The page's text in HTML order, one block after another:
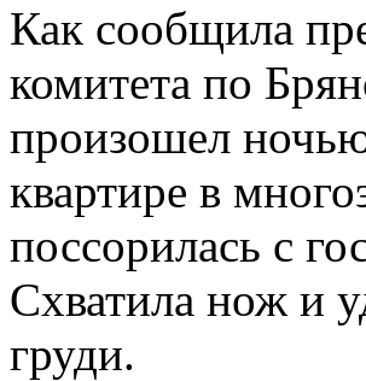
Как сообщила
комитета по
произошел
квартире в
поссорилась с
Схватила нож и
груди.